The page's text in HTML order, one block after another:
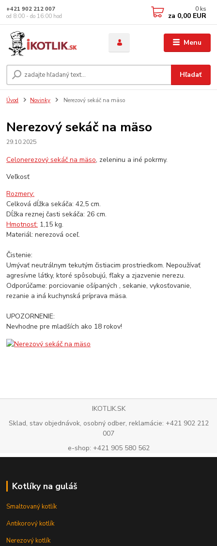
Menu
Hľadať
+421 902 212 007
od 8:00 - do 16:00 hod
0 ks
za 0,00 EUR
Úvod Novinky Nerezový sekáč na mäso
Nerezový sekáč na mäso
29.10.2025
Celonerezový sekáč na mäso, zeleninu a iné pokrmy.
Veľkosť
Rozmery:
Celková dĺžka sekáča: 42,5 cm.
Dĺžka reznej časti sekáča: 26 cm.
Hmotnosť: 1,15 kg.
Materiál: nerezová oceľ.
Čistenie:
Umývať neutrálnym tekutým čistiacim prostriedkom. Nepoužívať
agresívne látky, ktoré spôsobujú, fľaky a zjazvenie nerezu.
Odporúčame: porciovanie ošípaných , sekanie, vykosťovanie,
rezanie a iná kuchynská príprava mäsa.
UPOZORNENIE:
Nevhodne pre mladších ako 18 rokov!
IKOTLIK.SK
Sklad, stav objednávok, osobný odber, reklamácie: +421 902 212
007
e-shop: +421 905 580 562
Kotlíky na guláš
Smaltovaný kotlík
Antikorový kotlík
Nerezový kotlík